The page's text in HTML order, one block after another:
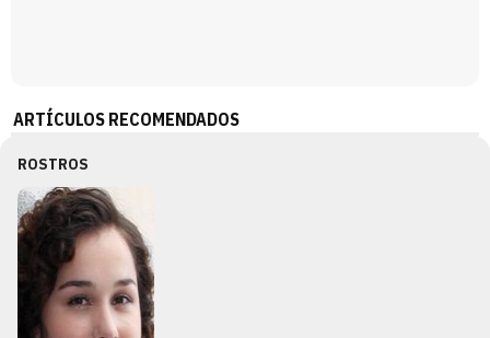
ARTÍCULOS RECOMENDADOS
ROSTROS